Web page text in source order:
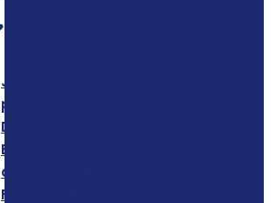
Jubilación
patronal
Desahucio
Beneficios
adicionales
Finiquitos